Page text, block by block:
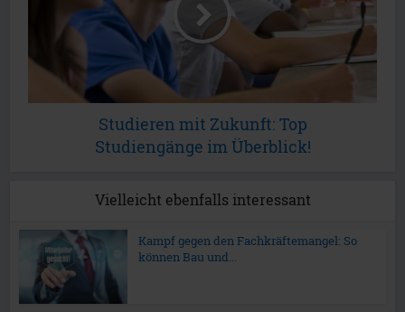
Studieren mit Zukunft: Top
Studiengänge im Überblick!
Vielleicht ebenfalls interessant
Kampf gegen den Fachkräftemangel: So
können Bau und...